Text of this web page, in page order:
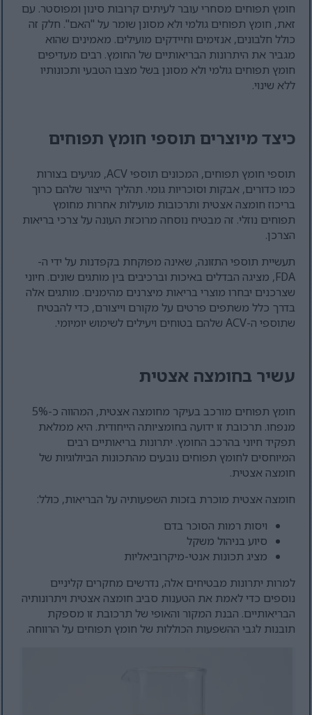
חומץ תפוחים מסחרי עובר לעיתים קרובות סינון ומפוסטר. עם
זאת, חומץ תפוחים גולמי ולא מסונן שומר על "האם". חלק זה
כולל חלבונים, אנזימים וחיידקים מועילים. מאמינים שהוא
מגביר את היתרונות הבריאותיים של החומץ. רבים מעדיפים
חומץ תפוחים גולמי ולא מסונן בשל מצבו הטבעי ותכונותיו
ללא שינוי.
כיצד מיוצרים תוספי חומץ תפוחים
תוספי חומץ תפוחים, המכונים תוספי ACV, מגיעים בצורות
כמו כדורים, אבקות וסוכריות גומי. תהליך הייצור שלהם כרוך
בריכוז חומצה אצטית ותרכובות מועילות אחרות מחומץ
תפוחים נוזלי. זה מבטיח נוסחה מרוכזת העונה על צרכי בריאות
הצרכן.
תעשיית תוספי התזונה, שאינה מפוקחת בקפדנות על ידי ה-
FDA, מציגה הבדלים באיכות וברכיבים בין מותגים שונים. חיוני
שצרכנים יבחרו מוצרי בריאות מיצרנים מהימנים. מותגים אלה
בדרך כלל משתפים פרטים על מקורם וייצורם, כדי להבטיח
שתוספי ה-ACV שלהם בטוחים ויעילים לשימוש יומיומי.
עשיר בחומצה אצטית
חומץ תפוחים מורכב בעיקר מחומצה אצטית, המהווה כ-5%
מנפחו. תרכובת זו ידועה בחומציותה הייחודית. היא ממלאת
תפקיד חיוני בהרכב החומץ. יתרונות בריאותיים רבים
המיוחסים לחומץ תפוחים נובעים מהתכונות הביולוגיות של
חומצה אצטית.
חומצה אצטית מוכרת בזכות השפעותיה על הבריאות, כולל:
ויסות רמות הסוכר בדם
סיוע בניהול משקל
מציג תכונות אנטי-מיקרוביאליות
למרות יתרונות מבטיחים אלה, נדרשים מחקרים קליניים
נוספים כדי לאמת את הטענות סביב חומצה אצטית ויתרונותיה
הבריאותיים. הבנת המקור והאופי של תרכובת זו מספקת
תובנות לגבי ההשפעות הכוללות של חומץ תפוחים על הרווחה.